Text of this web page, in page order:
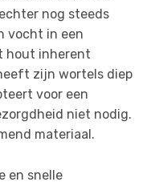
nog steeds
vocht in een
hout inherent
zijn wortels diep
voor een
niet nodig.
materiaal.
en snelle